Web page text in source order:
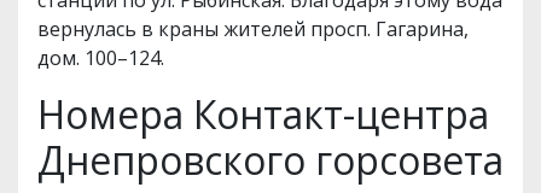
вернулась в краны жителей просп. Гагарина,
дом. 100–124.
Номера Контакт-центра
Днепровского горсовета